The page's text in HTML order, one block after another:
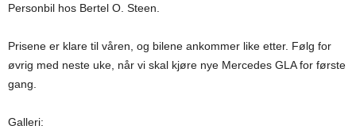
Personbil hos Bertel O. Steen.
Prisene er klare til våren, og bilene ankommer like etter. Følg for
øvrig med neste uke, når vi skal kjøre nye Mercedes GLA for første
gang.
Galleri: